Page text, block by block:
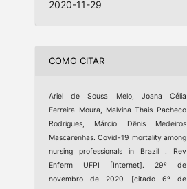
2020-11-29
COMO CITAR
Ariel de Sousa Melo, Joana Célia
Ferreira Moura, Malvina Thais Pacheco
Rodrigues, Márcio Dênis Medeiros
Mascarenhas. Covid-19 mortality among
nursing professionals in Brazil . Rev
Enferm UFPI [Internet]. 29º de
novembro de 2020 [citado 6º de